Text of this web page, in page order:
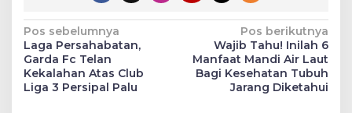
Navigasi
pos
Pos sebelumnya
Laga Persahabatan,
Garda Fc Telan
Kekalahan Atas Club
Liga 3 Persipal Palu
Pos berikutnya
Wajib Tahu! Inilah 6
Manfaat Mandi Air Laut
Bagi Kesehatan Tubuh
Jarang Diketahui